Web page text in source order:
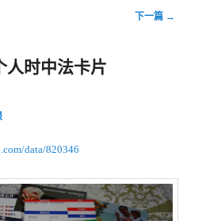
下一篇 →
人时中法卡片
data/820346